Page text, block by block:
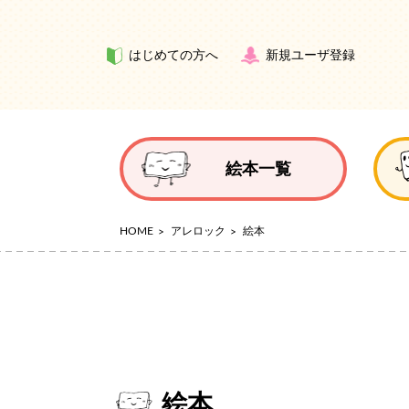
はじめての方へ 新規ユーザ登録
絵本一覧
HOME アレロック 絵本